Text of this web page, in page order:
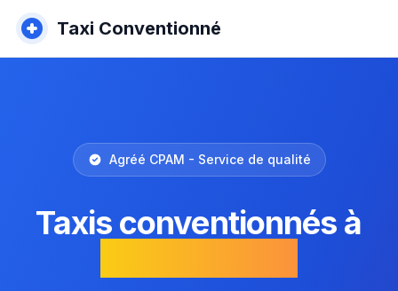
Taxi Conventionné
Agréé CPAM - Service de qualité
Taxis conventionnés à